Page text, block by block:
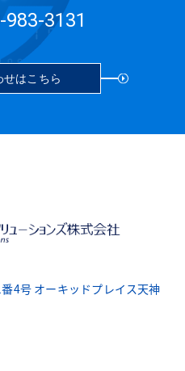
983-3131
せはこちら
4号 オーキッドプレイス天神